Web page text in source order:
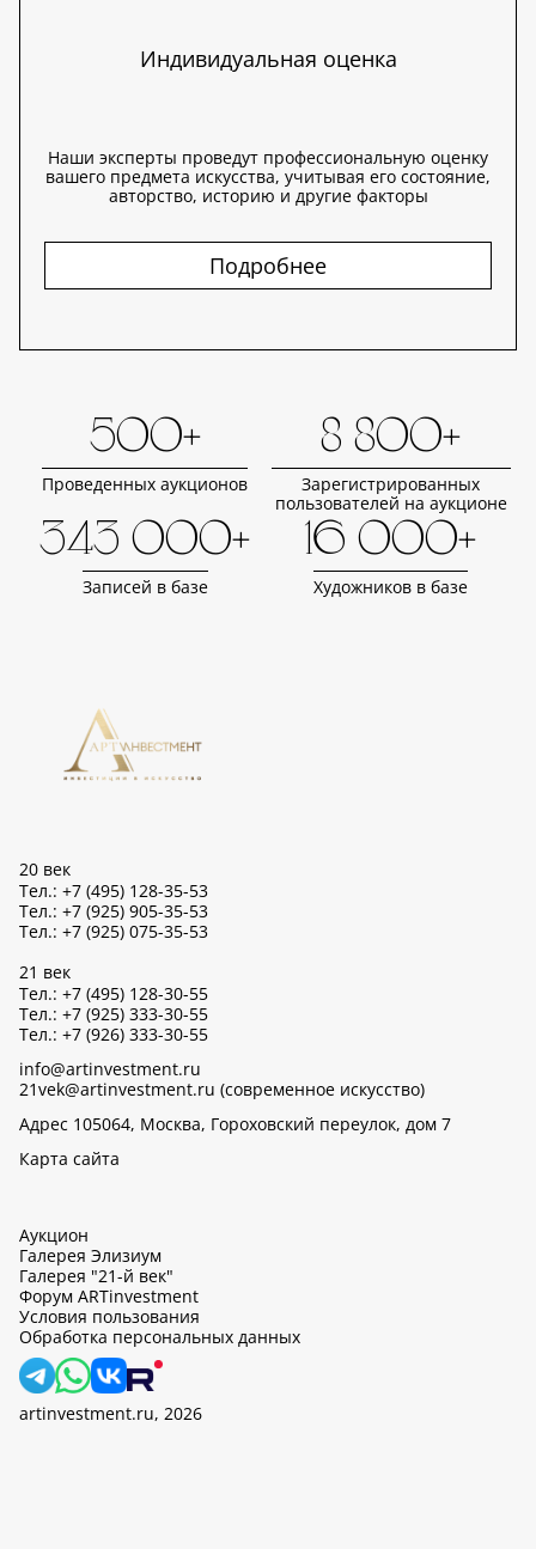
Индивидуальная оценка
Наши эксперты проведут профессиональную оценку
вашего предмета искусства, учитывая его состояние,
авторство, историю и другие факторы
Подробнее
500+
Проведенных аукционов
8 800+
Зарегистрированных
пользователей на аукционе
343 000+
Записей в базе
16 000+
Художников в базе
20 век
Тел.: +7 (495) 128-35-53
Тел.: +7 (925) 905-35-53
Тел.: +7 (925) 075-35-53
21 век
Тел.: +7 (495) 128-30-55
Тел.: +7 (925) 333-30-55
Тел.: +7 (926) 333-30-55
info@artinvestment.ru
21vek@artinvestment.ru (современное искусство)
Адрес 105064, Москва, Гороховский переулок, дом 7
Карта сайта
Аукцион
Галерея Элизиум
Галерея "21-й век"
Форум ARTinvestment
Условия пользования
Обработка персональных данных
artinvestment.ru, 2026